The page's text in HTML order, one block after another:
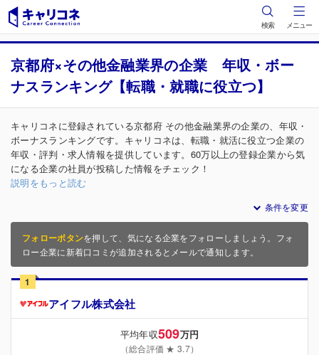
検索 メニュー
京都府×その他金融業界の企業 年収・ボー
ナスランキング【転職・就職に役立つ】
キャリコネに登録されている京都府 その他金融業界の企業の、年収・
ボーナスランキングです。キャリコネは、転職・就活に役立つ企業の
年収・評判・求人情報を提供しています。60万以上の登録企業から気
になる企業の社員が投稿した情報をチェック！
説明をもっと読む
条件を変更
フォローボタンを押して、気になる企業をフォローしましょう。フォ
ロー企業に新着口コミが追加されるとメールで通知します。
1
アイフル株式会社
平均年収509万円
（総合評価 ★ 3.7）